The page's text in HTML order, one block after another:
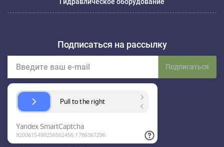
Подписаться на рассылку
Подписаться